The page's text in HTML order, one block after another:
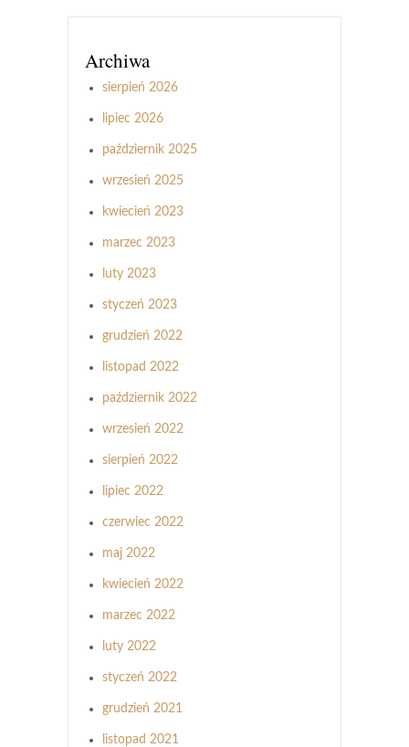
Archiwa
sierpień 2026
lipiec 2026
październik 2025
wrzesień 2025
kwiecień 2023
marzec 2023
luty 2023
styczeń 2023
grudzień 2022
listopad 2022
październik 2022
wrzesień 2022
sierpień 2022
lipiec 2022
czerwiec 2022
maj 2022
kwiecień 2022
marzec 2022
luty 2022
styczeń 2022
grudzień 2021
listopad 2021